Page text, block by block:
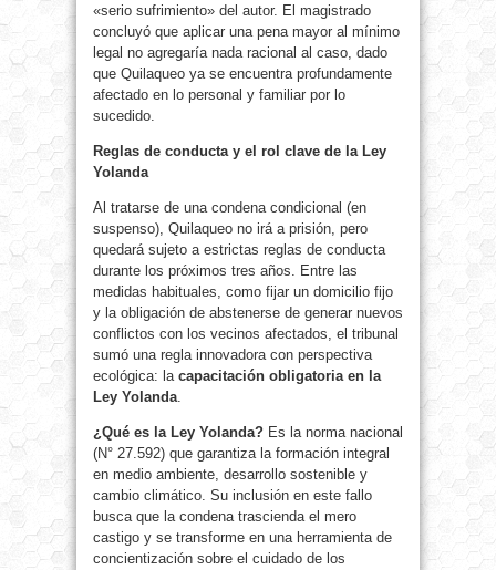
«serio sufrimiento» del autor. El magistrado
concluyó que aplicar una pena mayor al mínimo
legal no agregaría nada racional al caso, dado
que Quilaqueo ya se encuentra profundamente
afectado en lo personal y familiar por lo
sucedido.
Reglas de conducta y el rol clave de la Ley
Yolanda
Al tratarse de una condena condicional (en
suspenso), Quilaqueo no irá a prisión, pero
quedará sujeto a estrictas reglas de conducta
durante los próximos tres años. Entre las
medidas habituales, como fijar un domicilio fijo
y la obligación de abstenerse de generar nuevos
conflictos con los vecinos afectados, el tribunal
sumó una regla innovadora con perspectiva
ecológica: la capacitación obligatoria en la
Ley Yolanda.
¿Qué es la Ley Yolanda? Es la norma nacional
(N° 27.592) que garantiza la formación integral
en medio ambiente, desarrollo sostenible y
cambio climático. Su inclusión en este fallo
busca que la condena trascienda el mero
castigo y se transforme en una herramienta de
concientización sobre el cuidado de los